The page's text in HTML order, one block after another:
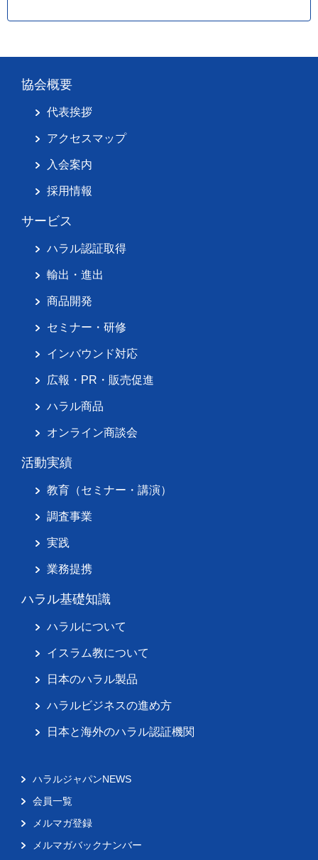
協会概要
代表挨拶
アクセスマップ
入会案内
採用情報
サービス
ハラル認証取得
輸出・進出
商品開発
セミナー・研修
インバウンド対応
広報・PR・販売促進
ハラル商品
オンライン商談会
活動実績
教育（セミナー・講演）
調査事業
実践
業務提携
ハラル基礎知識
ハラルについて
イスラム教について
日本のハラル製品
ハラルビジネスの進め方
日本と海外のハラル認証機関
ハラルジャパンNEWS
会員一覧
メルマガ登録
メルマガバックナンバー